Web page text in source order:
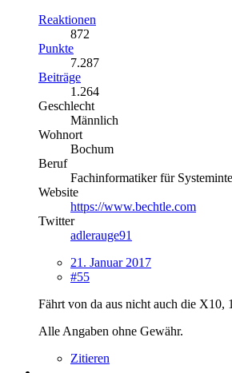
Reaktionen
872
Punkte
7.287
Beiträge
1.264
Geschlecht
Männlich
Wohnort
Bochum
Beruf
Fachinformatiker für
Website
https://www.bechtle.com
Twitter
adlerauge91
21. Januar 2017
#55
Fährt von da aus nicht auch die X10,
Alle Angaben ohne Gewähr.
Zitieren